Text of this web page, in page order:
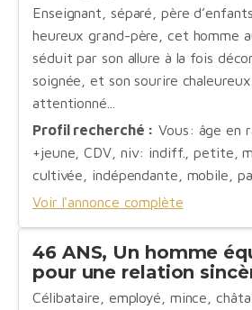
Enseignant, séparé, père
heureux grand-père, cet homme
séduit par son allure à la fois
soignée, et son sourire
attentionné...
Profil recherché : Vous: âge en
+jeune, CDV, niv: indiff., petite,
cultivée, indépendante, mobile,
Voir l'annonce complète
46 ANS, Un homme
pour une relation
Célibataire, employé, mince,